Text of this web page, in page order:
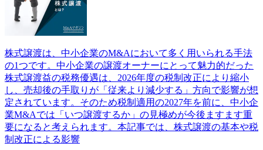
株式譲渡は、中小企業のM&Aにおいて多く用いられる手法
の1つです。中小企業の譲渡オーナーにとって魅力的だった
株式譲渡益の税務優遇は、2026年度の税制改正により縮小
し、売却後の手取りが「従来より減少する」方向で影響が想
定されています。そのため税制適用の2027年を前に、中小企
業M&Aでは「いつ譲渡するか」の見極めが今後ますます重
要になると考えられます。本記事では、株式譲渡の基本や税
制改正による影響